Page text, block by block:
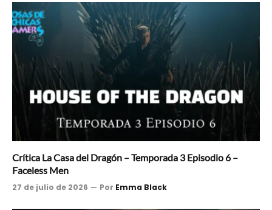
Crítica La Casa del Dragón – Temporada 3 Episodio 6 –
Faceless Men
27 de julio de 2026 Por Emma Black